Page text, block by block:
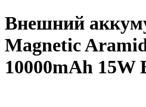
Внешний
Magnetic
10000mAh 15W